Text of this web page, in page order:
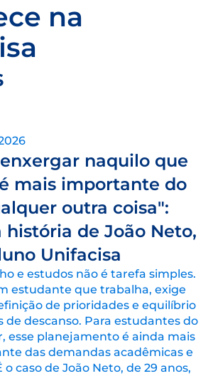
na
naquilo que
mais importante do
outra coisa":
história de João Neto,
Unifacisa
e estudos não é tarefa simples.
estudante que trabalha, exige
de prioridades e equilíbrio
de descanso. Para estudantes do
esse planejamento é ainda mais
das demandas acadêmicas e
o caso de João Neto, de 29 anos,